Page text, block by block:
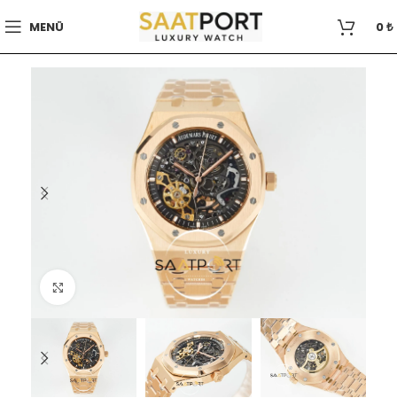
MENÜ 0₺
Büyütmek için tıklayın